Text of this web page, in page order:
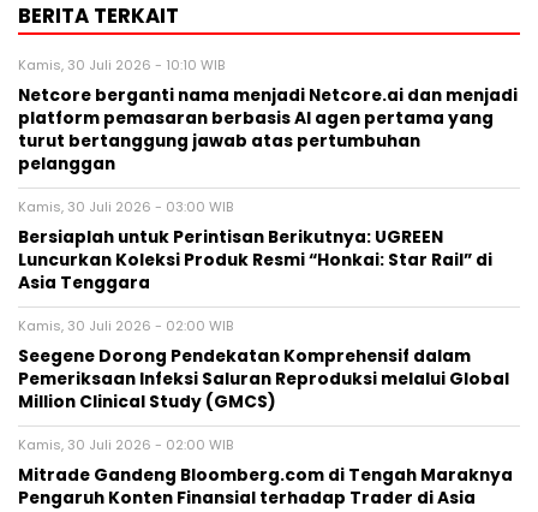
BERITA TERKAIT
Kamis, 30 Juli 2026 - 10:10 WIB
Netcore berganti nama menjadi Netcore.ai dan menjadi
platform pemasaran berbasis AI agen pertama yang
turut bertanggung jawab atas pertumbuhan
pelanggan
Kamis, 30 Juli 2026 - 03:00 WIB
Bersiaplah untuk Perintisan Berikutnya: UGREEN
Luncurkan Koleksi Produk Resmi “Honkai: Star Rail” di
Asia Tenggara
Kamis, 30 Juli 2026 - 02:00 WIB
Seegene Dorong Pendekatan Komprehensif dalam
Pemeriksaan Infeksi Saluran Reproduksi melalui Global
Million Clinical Study (GMCS)
Kamis, 30 Juli 2026 - 02:00 WIB
Mitrade Gandeng Bloomberg.com di Tengah Maraknya
Pengaruh Konten Finansial terhadap Trader di Asia